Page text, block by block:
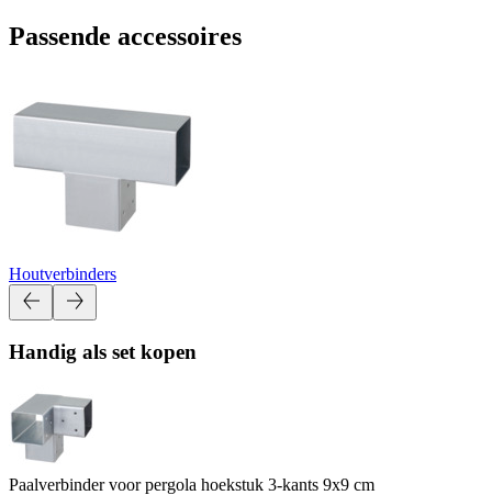
Passende accessoires
Houtverbinders
Handig als set kopen
Paalverbinder voor pergola hoekstuk 3-kants 9x9 cm